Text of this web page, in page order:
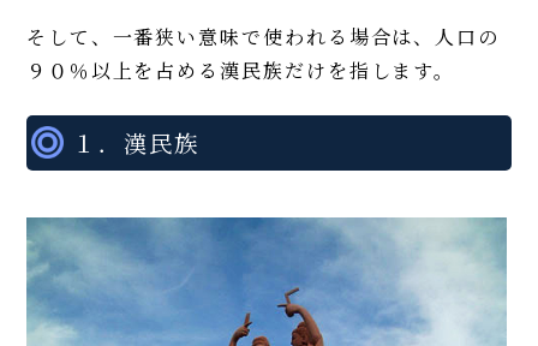
そして、一番狭い意味で使われる場合は、人口の
９０％以上を占める漢民族だけを指します。
１．漢民族